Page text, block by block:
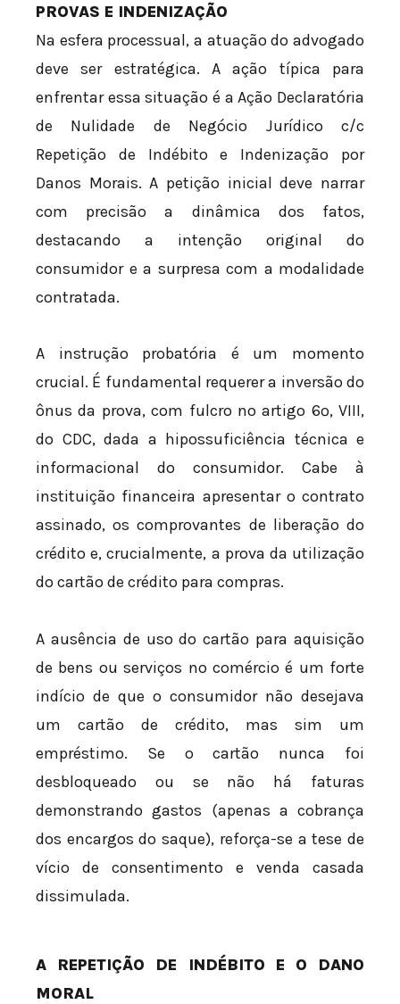
PROVAS E INDENIZAÇÃO
Na esfera processual, a atuação do advogado
deve ser estratégica. A ação típica para
enfrentar essa situação é a Ação Declaratória
de Nulidade de Negócio Jurídico c/c
Repetição de Indébito e Indenização por
Danos Morais. A petição inicial deve narrar
com precisão a dinâmica dos fatos,
destacando a intenção original do
consumidor e a surpresa com a modalidade
contratada.
A instrução probatória é um momento
crucial. É fundamental requerer a inversão do
ônus da prova, com fulcro no artigo 6º, VIII,
do CDC, dada a hipossuficiência técnica e
informacional do consumidor. Cabe à
instituição financeira apresentar o contrato
assinado, os comprovantes de liberação do
crédito e, crucialmente, a prova da utilização
do cartão de crédito para compras.
A ausência de uso do cartão para aquisição
de bens ou serviços no comércio é um forte
indício de que o consumidor não desejava
um cartão de crédito, mas sim um
empréstimo. Se o cartão nunca foi
desbloqueado ou se não há faturas
demonstrando gastos (apenas a cobrança
dos encargos do saque), reforça-se a tese de
vício de consentimento e venda casada
dissimulada.
A REPETIÇÃO DE INDÉBITO E O DANO
MORAL